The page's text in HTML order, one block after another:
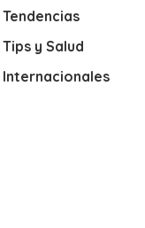
Tendencias
Tips y Salud
Internacionales